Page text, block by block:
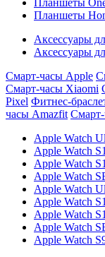
Планшеты
Планшеты
Аксессуары
Аксессуары
Смарт-часы Apple
Смарт-часы Xiaomi
Pixel Фитнес-
часы Amazfit
Apple Watch
Apple Watch
Apple Watch
Apple Watch
Apple Watch
Apple Watch
Apple Watch
Apple Watch
Apple Watch